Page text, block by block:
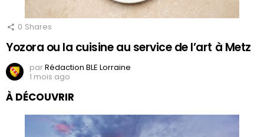
0 Shares
Yozora ou la cuisine au service de l’art à Metz
parRédaction BLE Lorraine
1 mois ago
À DÉCOUVRIR